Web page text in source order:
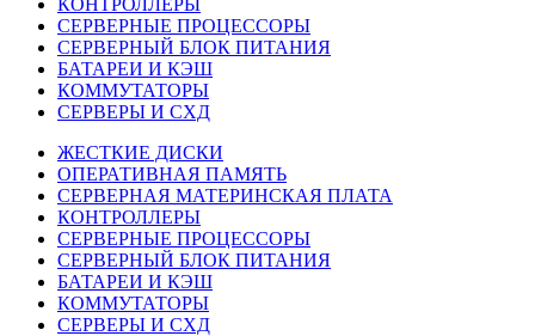
КОНТРОЛЛЕРЫ
СЕРВЕРНЫЕ ПРОЦЕССОРЫ
СЕРВЕРНЫЙ БЛОК ПИТАНИЯ
БАТАРЕИ И КЭШ
КОММУТАТОРЫ
СЕРВЕРЫ И СХД
ЖЕСТКИЕ ДИСКИ
ОПЕРАТИВНАЯ ПАМЯТЬ
СЕРВЕРНАЯ МАТЕРИНСКАЯ ПЛАТА
КОНТРОЛЛЕРЫ
СЕРВЕРНЫЕ ПРОЦЕССОРЫ
СЕРВЕРНЫЙ БЛОК ПИТАНИЯ
БАТАРЕИ И КЭШ
КОММУТАТОРЫ
СЕРВЕРЫ И СХД